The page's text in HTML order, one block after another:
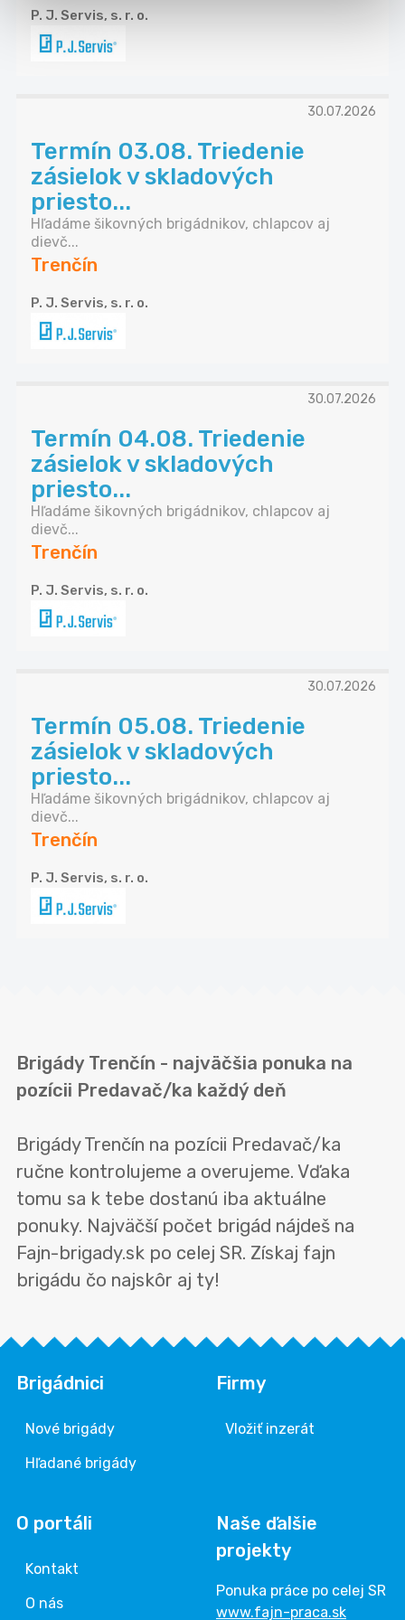
P. J. Servis, s. r. o.
30.07.2026
Termín 03.08. Triedenie
zásielok v skladových
priesto...
Hľadáme šikovných brigádnikov, chlapcov aj
dievč...
Trenčín
P. J. Servis, s. r. o.
30.07.2026
Termín 04.08. Triedenie
zásielok v skladových
priesto...
Hľadáme šikovných brigádnikov, chlapcov aj
dievč...
Trenčín
P. J. Servis, s. r. o.
30.07.2026
Termín 05.08. Triedenie
zásielok v skladových
priesto...
Hľadáme šikovných brigádnikov, chlapcov aj
dievč...
Trenčín
P. J. Servis, s. r. o.
Brigády Trenčín - najväčšia ponuka na
pozícii Predavač/ka každý deň
Brigády Trenčín na pozícii Predavač/ka
ručne kontrolujeme a overujeme. Vďaka
tomu sa k tebe dostanú iba aktuálne
ponuky. Najväčší počet brigád nájdeš na
Fajn-brigady.sk po celej SR. Získaj fajn
brigádu čo najskôr aj ty!
Brigádnici
Nové brigády
Hľadané brigády
Firmy
Vložiť inzerát
O portáli
Kontakt
O nás
Naše ďalšie
projekty
Ponuka práce po celej SR
www.fajn-praca.sk